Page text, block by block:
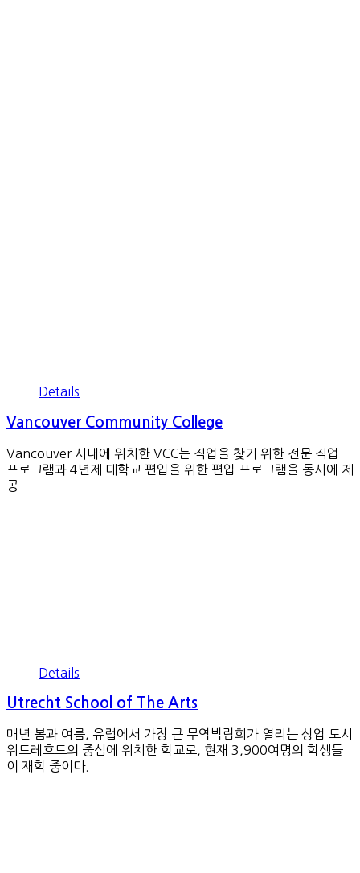
Details
Vancouver Community College
Vancouver 시내에 위치한 VCC는 직업을 찾기 위한 전문 직업
프로그램과 4년제 대학교 편입을 위한 편입 프로그램을 동시에 제
공
Details
Utrecht School of The Arts
매년 봄과 여름, 유럽에서 가장 큰 무역박람회가 열리는 상업 도시
위트레흐트의 중심에 위치한 학교로, 현재 3,900여명의 학생들
이 재학 중이다.